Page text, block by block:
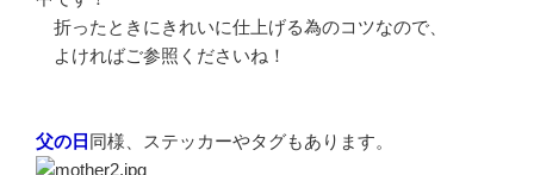
折ったときにきれいに仕上げる為のコツなので、
よければご参照くださいね！
父の日 同様、ステッカーやタグもあります。